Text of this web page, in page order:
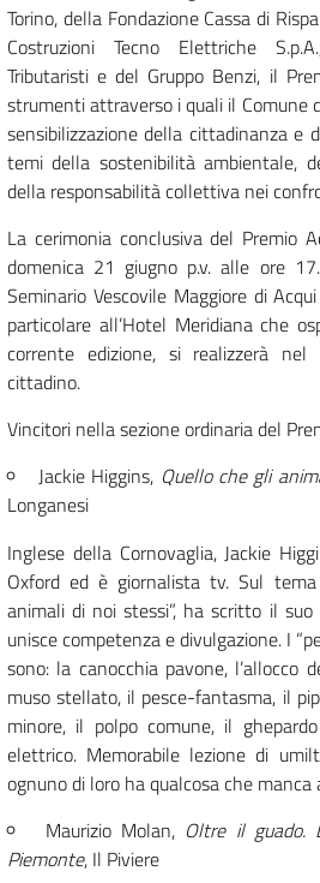
Torino, della Fondazione Cassa di
Costruzioni Tecno Elettriche
Tributaristi e del Gruppo Benzi, il
strumenti attraverso i quali il Comune
sensibilizzazione della cittadinanza e
temi della sostenibilità ambientale,
della responsabilità collettiva nei
La cerimonia conclusiva del Premio
domenica 21 giugno p.v. alle ore
Seminario Vescovile Maggiore di
particolare all’Hotel Meridiana che
corrente edizione, si realizzerà
cittadino.
Vincitori nella sezione ordinaria del
Jackie Higgins, Quello che gli
Longanesi
Inglese della Cornovaglia, Jackie
Oxford ed è giornalista tv. Sul
animali di noi stessi”, ha scritto il suo
unisce competenza e divulgazione. I
sono: la canocchia pavone, l’allocco
muso stellato, il pesce-fantasma, il
minore, il polpo comune, il
elettrico. Memorabile lezione di
ognuno di loro ha qualcosa che manca
Maurizio Molan, Oltre il guado.
Piemonte, Il Piviere